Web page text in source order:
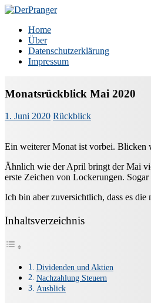
Zum
springen
DerPranger
Finanzen, Freiheit, Prangerei
Home
Über
Datenschutzerklärung
Impressum
Monatsrückblick Mai 2020
1. Juni 2020 Rückblick
Ein weiterer Monat ist vorbei. Blicken
Ähnlich wie der April bringt der Mai
erste Zeichen von Lockerungen.
Ich bin aber zuversichtlich, dass es
Inhaltsverzeichnis
Dividenden und Aktien
Nachzahlung Steuern
Ausblick